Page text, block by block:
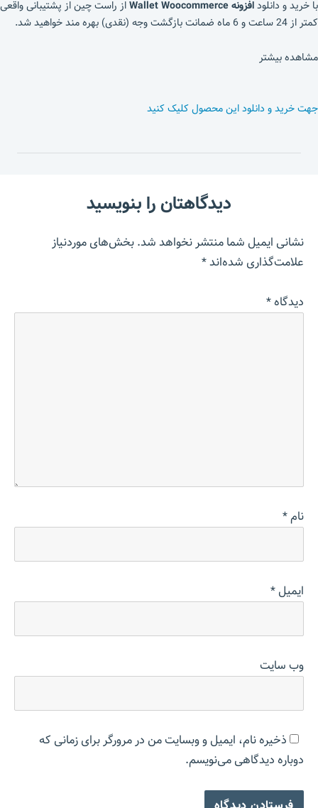
با خرید و دانلودافزونه Wallet Woocommerce
از راست چین از پشتیبانی واقعی
کمتر از 24 ساعت و 6 ماه ضمانت بازگشت وجه (نقدی) بهره مند خواهید شد.
مشاهده بیشتر
جهت خرید و دانلود این محصول کلیک کنید
دیدگاهتان را بنویسید
نشانی ایمیل شما منتشر نخواهد شد.بخش‌های موردنیاز
علامت‌گذاری شده‌اند*
دیدگاه*
نام*
ایمیل*
وب‌ سایت
ذخیره نام، ایمیل و وبسایت من در مرورگر برای زمانی که
دوباره دیدگاهی می‌نویسم.